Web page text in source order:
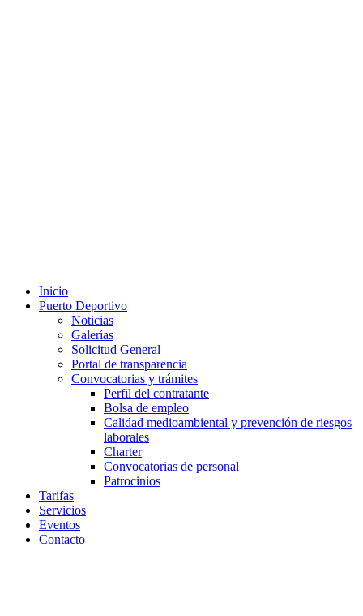
Inicio
Puerto Deportivo
Noticias
Galerías
Solicitud General
Portal de transparencia
Convocatorias y trámites
Perfil del contratante
Bolsa de empleo
Calidad medioambiental y prevención de riesgos
laborales
Charter
Convocatorias de personal
Patrocinios
Tarifas
Servicios
Eventos
Contacto